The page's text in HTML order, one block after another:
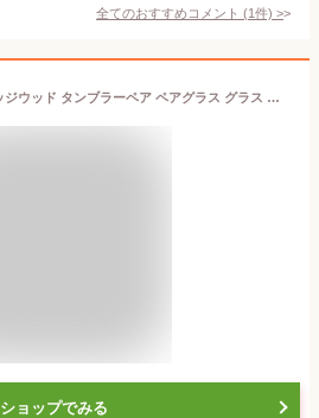
全てのおすすめコメント (1件) >
【名入れ無料】ウェッジウッド タンブラーペア ペアグラス グラス WEDGWOOD ギフト 結婚祝い 名入れ プレゼント タンブラー 贈り物 記念日 お返し お祝い 誕生日 記念日 引越祝 内祝い 敬老の日 プロミシス ブランド 高級グラス インテリア 還暦 贈答品 彼氏 彼女 友達
ショップでみる